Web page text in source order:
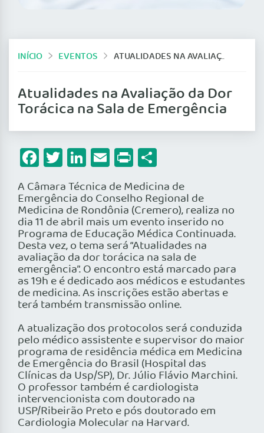
INÍCIO EVENTOS ATUALIDADES NA AVALIAÇÃO DA DOR TORÁCICA NA SALA DE EMERGÊNCIA
Atualidades na Avaliação da Dor
Torácica na Sala de Emergência
Facebook
Twitter
LinkedIn
Email
Print
A Câmara Técnica de Medicina de
Emergência do Conselho Regional de
Medicina de Rondônia (Cremero), realiza no
dia 11 de abril mais um evento inserido no
Programa de Educação Médica Continuada.
Desta vez, o tema será “Atualidades na
avaliação da dor torácica na sala de
emergência”. O encontro está marcado para
as 19h e é dedicado aos médicos e estudantes
de medicina. As inscrições estão abertas e
terá também transmissão online.
A atualização dos protocolos será conduzida
pelo médico assistente e supervisor do maior
programa de residência médica em Medicina
de Emergência do Brasil (Hospital das
Clínicas da Usp/SP), Dr. Júlio Flávio Marchini.
O professor também é cardiologista
intervencionista com doutorado na
USP/Ribeirão Preto e pós doutorado em
Cardiologia Molecular na Harvard.